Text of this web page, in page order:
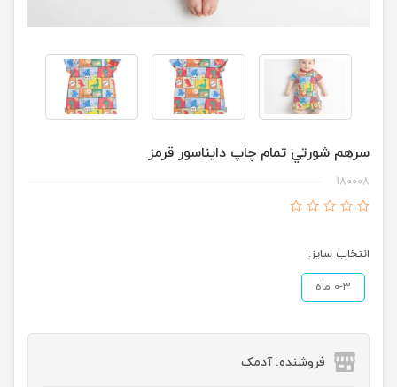
سرهم شورتي تمام چاپ دايناسور قرمز
180008
انتخاب سایز:
0-3 ماه
فروشنده: آدمک